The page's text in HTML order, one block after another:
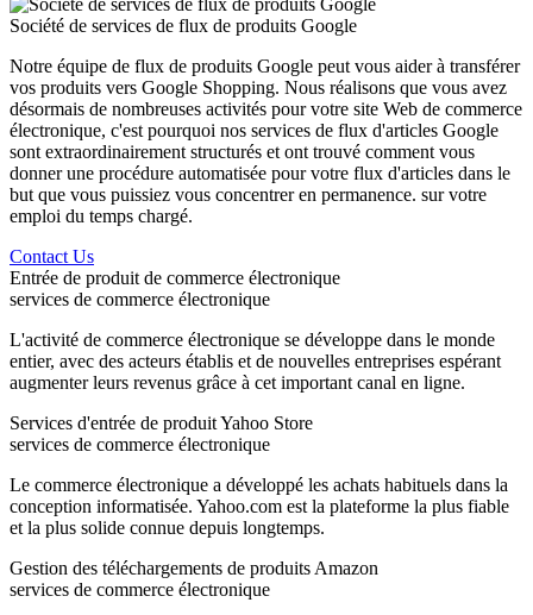
Société de services de flux de produits Google
Notre équipe de flux de produits Google peut vous aider à transférer
vos produits vers Google Shopping. Nous réalisons que vous avez
désormais de nombreuses activités pour votre site Web de commerce
électronique, c'est pourquoi nos services de flux d'articles Google
sont extraordinairement structurés et ont trouvé comment vous
donner une procédure automatisée pour votre flux d'articles dans le
but que vous puissiez vous concentrer en permanence. sur votre
emploi du temps chargé.
Contact Us
Entrée de produit de commerce électronique
services de commerce électronique
L'activité de commerce électronique se développe dans le monde
entier, avec des acteurs établis et de nouvelles entreprises espérant
augmenter leurs revenus grâce à cet important canal en ligne.
Services d'entrée de produit Yahoo Store
services de commerce électronique
Le commerce électronique a développé les achats habituels dans la
conception informatisée. Yahoo.com est la plateforme la plus fiable
et la plus solide connue depuis longtemps.
Gestion des téléchargements de produits Amazon
services de commerce électronique